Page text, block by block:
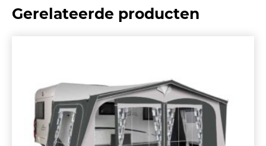
Gerelateerde producten